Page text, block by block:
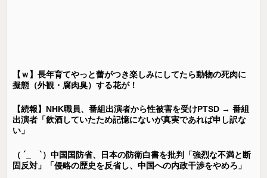
【ｗ】長年育てやっと蕾がつき楽しみにしてたら動物の死肉に
擬態（外観・腐肉臭）する花が！
【続報】NHK職員、番組出演者から性被害を受けPTSD → 番組
出演者「飲酒していたため記憶にないが真実であれば申し訳な
い」
（ ´_ゝ`）中国国防省、日本の防衛白書を批判「強烈な不満と断
固反対」「侵略の歴史を反省し、中国への内政干渉をやめろ」